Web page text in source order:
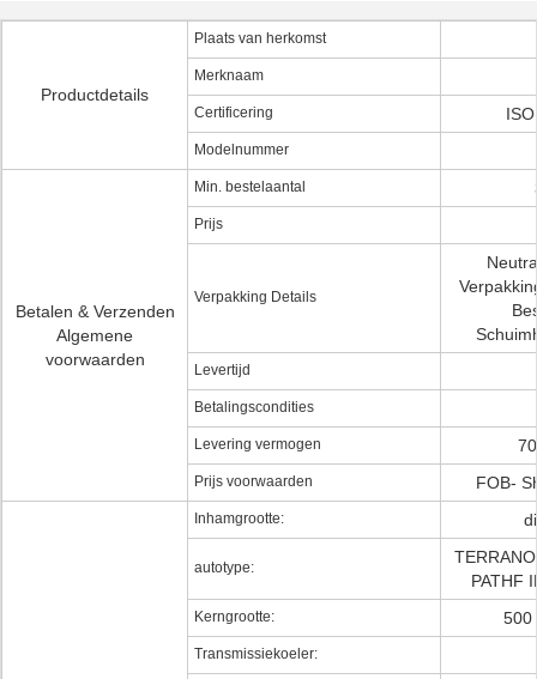
Productdetails
Plaats van herkomst
Merknaam
Certificering
Modelnummer
Betalen & Verzenden
Algemene
voorwaarden
Min. bestelaantal
Prijs
Verpakking Details
Levertijd
Betalingscondities
Levering vermogen
Prijs voorwaarden FOB-
Inhamgrootte:
autotype:
PATHF
Kerngrootte: 500
Transmissiekoeler: